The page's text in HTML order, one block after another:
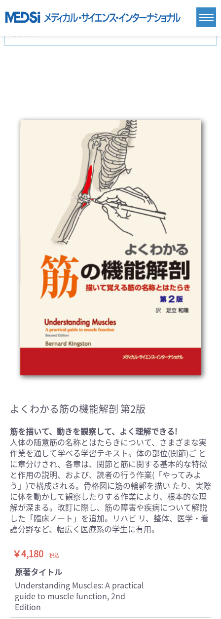
基礎医学(93)
基礎医学関連科学(80)
自然科学(25)
医療技術(16)
薬学(7)
医学一般(91)
よくわかる筋の機能解剖 第2版
筋を描いて、動きを観察して、よく理解できる!
人体の随意筋の名称とはたらきについて、さまざまな実
作業を通して学べる学習テキスト。体の部位(関節)ご と
に章分けされ、各章は、関節と筋に関する基本的な特徴
と作用の説明、および、読者の行う作業(「やってみよ
う」)で構成される。骨格図に筋の輪郭を描い たり、実際
に体を動かして観察したりする作業により、根本的な理
解が深まる。改訂に際し、筋の障害や疾病について解説
した「臨床ノート」を追加。リハビ リ、整体、医学・看
護分野など、幅広く医療系の学生に有用。
￥4,180 税込
原著タイトル
Understanding Muscles: A practical
guide to muscle function, 2nd
Edition